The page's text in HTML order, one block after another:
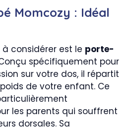
Momcozy : Idéal
considérer est le porte-
spécifiquement pour
sur votre dos, il répartit
de votre enfant. Ce
les parents qui souffrent
dorsales. Sa